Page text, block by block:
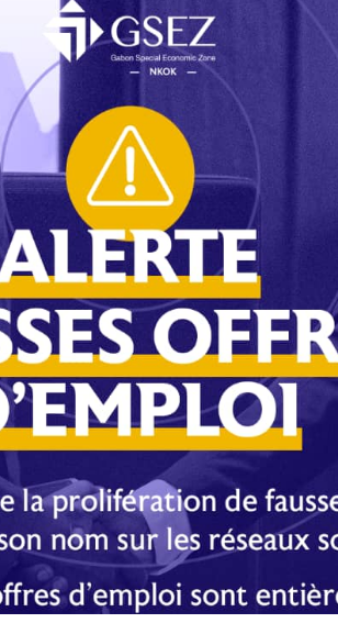
fouiller les décharges
enfants.
les petits opérateurs du
financière d’avant Covid-19.
faute de moyens. L’Etat lui-
sinon, très difficilement.
que de calculer les chiffres, il
le nombre d’habitants, puis de
situe le Gabon dans les dépenses
la place occupée par notre pays
par personne physique ou morale
du Cameroun à côté, du Bénin
de délais. De ce calcul
la stratégie du